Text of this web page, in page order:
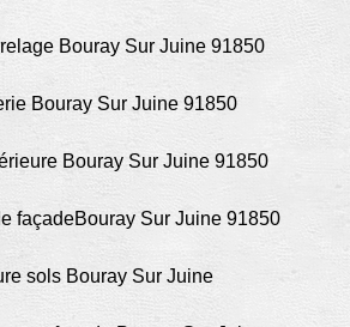
Bouray Sur Juine 91850
Bouray Sur Juine 91850
Bouray Sur Juine 91850
façadeBouray Sur Juine 91850
sols Bouray Sur Juine